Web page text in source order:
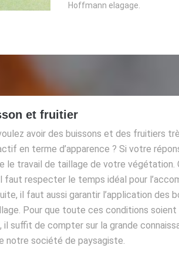
Hoffmann elagage.
et fruitier
avoir des buissons et des fruitiers
en terme d’apparence ? Si votre
le travail de taillage de votre végétation.
faut respecter le temps idéal pour
il faut aussi garantir l’application des
Pour que toute ces conditions
suffit de compter sur la grande
notre société de paysagiste.